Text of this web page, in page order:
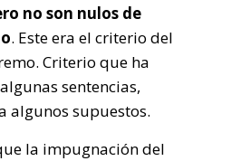
no son nulos de
. Este era el criterio del
Criterio que ha
sentencias,
algunos supuestos.
la impugnación del